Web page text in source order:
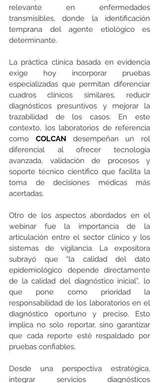
relevante en enfermedades
transmisibles, donde la identificación
temprana del agente etiológico es
determinante.
La práctica clínica basada en evidencia
exige hoy incorporar pruebas
especializadas que permitan diferenciar
cuadros clínicos similares, reducir
diagnósticos presuntivos y mejorar la
trazabilidad de los casos. En este
contexto, los laboratorios de referencia
como COLCAN desempeñan un rol
diferencial al ofrecer tecnología
avanzada, validación de procesos y
soporte técnico científico que facilita la
toma de decisiones médicas más
acertadas.
Otro de los aspectos abordados en el
webinar fue la importancia de la
articulación entre el sector clínico y los
sistemas de vigilancia. La expositora
subrayó que “la calidad del dato
epidemiológico depende directamente
de la calidad del diagnóstico inicial”, lo
que pone como prioridad la
responsabilidad de los laboratorios en el
diagnóstico oportuno y preciso. Esto
implica no solo reportar, sino garantizar
que cada reporte esté respaldado por
pruebas confiables.
Desde una perspectiva estratégica,
integrar servicios diagnósticos